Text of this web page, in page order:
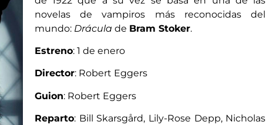
novelas de vampiros más reconocidas del
mundo: Drácula de Bram Stoker.
Estreno: 1 de enero
Director: Robert Eggers
Guion: Robert Eggers
Reparto: Bill Skarsgård, Lily-Rose Depp, Nicholas